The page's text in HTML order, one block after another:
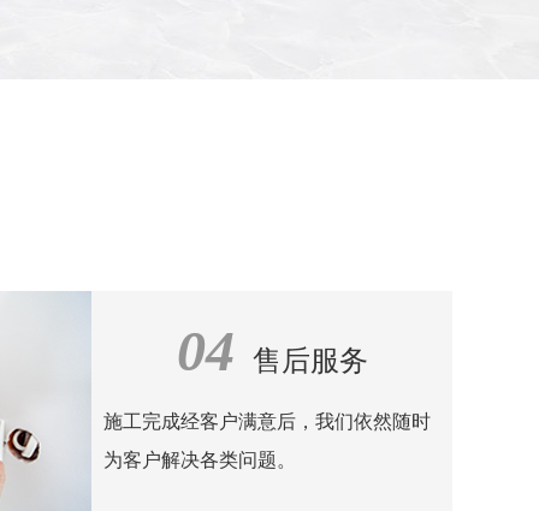
04 售后服务
施工完成经客户满意后，我们依然随时
为客户解决各类问题。